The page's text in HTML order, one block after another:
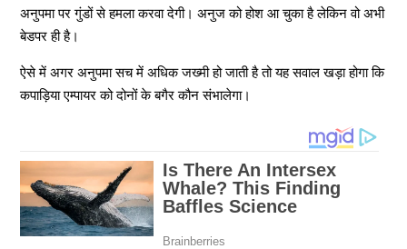
अनुपमा पर गुंडों से हमला करवा देगी। अनुज को होश आ चुका है लेकिन वो अभी
बेडपर ही है।
ऐसे में अगर अनुपमा सच में अधिक जख्मी हो जाती है तो यह सवाल खड़ा होगा कि
कपाड़िया एम्पायर को दोनों के बगैर कौन संभालेगा।